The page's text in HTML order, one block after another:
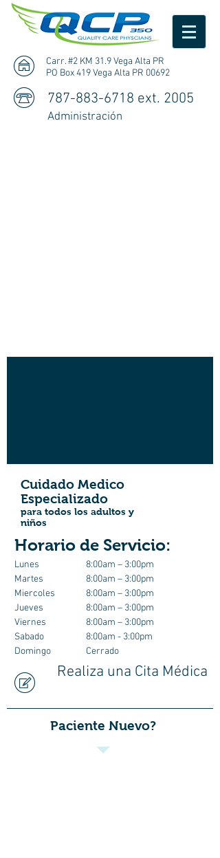
Carr. #2 KM 31.9 Vega Alta PR
PO Box 419 Vega Alta PR 00692
787-883-6718 ext. 2005
Administración
Cuidado Medico
Especializado
para todos los adultos y
niños
Horario de Servicio:
Lunes
Martes
Miercoles
Jueves
Viernes
Sabado
Domingo
8:00am – 3:00pm
8:00am – 3:00pm
8:00am – 3:00pm
8:00am – 3:00pm
8:00am – 3:00pm
8:00am - 3:00pm
Cerrado
Realiza una Cita Médica
Paciente Nuevo?